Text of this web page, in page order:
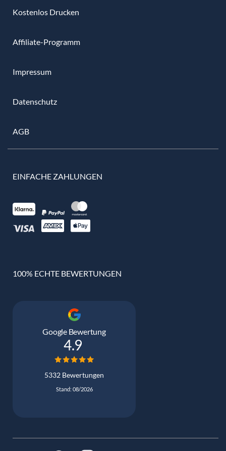
Kostenlos Drucken
Affiliate-Programm
Impressum
Datenschutz
AGB
EINFACHE ZAHLUNGEN
100% ECHTE BEWERTUNGEN
Google Bewertung
4.9
5332 Bewertungen
Stand: 08/2026